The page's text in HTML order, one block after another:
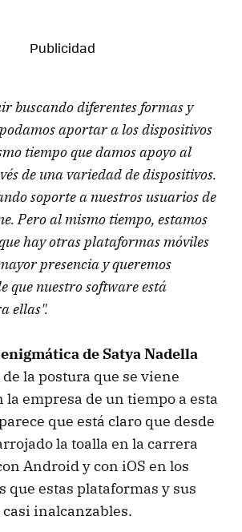
buscando diferentes formas y
aportar a los dispositivos
tiempo que damos apoyo al
de una variedad de dispositivos.
soporte a nuestros usuarios de
Pero al mismo tiempo, estamos
hay otras plataformas móviles
presencia y queremos
que nuestro software está
ellas".
de Satya Nadella
la postura que se viene
empresa de un tiempo a esta
que está claro que desde
la toalla en la carrera
Android y con iOS en los
que estas plataformas y sus
inalcanzables.